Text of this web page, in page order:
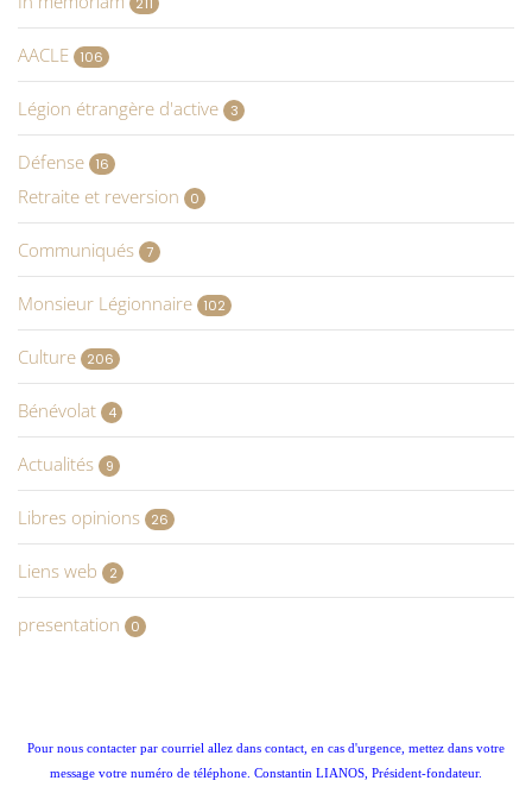
AACLE 106
Légion étrangère d'active 3
Défense 16
Retraite et reversion 0
Communiqués 7
Monsieur Légionnaire 102
Culture 206
Bénévolat 4
Actualités 9
Libres opinions 26
Liens web 2
presentation 0
Pour nous contacter par courriel allez dans contact, en cas d'urgence, mettez dans votre
message votre numéro de téléphone. Constantin LIANOS, Président-fondateur.